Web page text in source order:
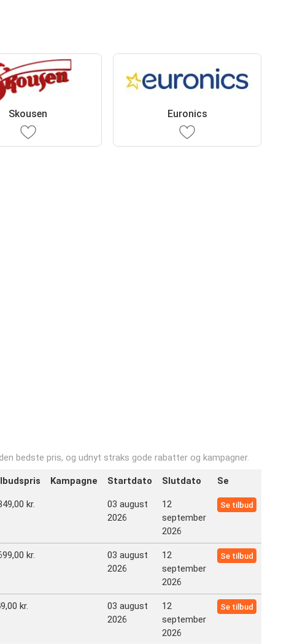
Skousen Euronics
bedste pris, og udnyt straks gode rabatter og kampagner.
Kampagne Startdato Slutdato Se
kr.
03 august
2026
12
september
2026
Se tilbud
kr.
03 august
2026
12
september
2026
Se tilbud
kr.
03 august
2026
12
september
2026
Se tilbud